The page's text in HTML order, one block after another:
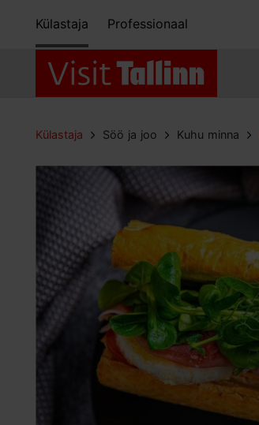
Külastaja Professionaal
Külastaja Söö ja joo Kuhu minna